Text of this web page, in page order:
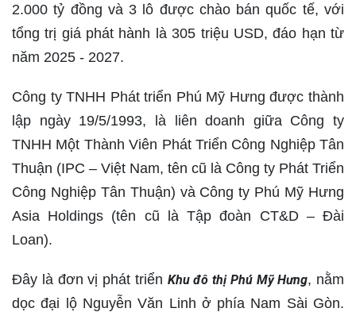
2.000 tỷ đồng và 3 lô được chào bán quốc tế, với
tổng trị giá phát hành là 305 triệu USD, đáo hạn từ
năm 2025 - 2027.
Công ty TNHH Phát triển Phú Mỹ Hưng được thành
lập ngày 19/5/1993, là liên doanh giữa Công ty
TNHH Một Thành Viên Phát Triển Công Nghiệp Tân
Thuận (IPC – Việt Nam, tên cũ là Công ty Phát Triển
Công Nghiệp Tân Thuận) và Công ty Phú Mỹ Hưng
Asia Holdings (tên cũ là Tập đoàn CT&D – Đài
Loan).
Đây là đơn vị phát triển Khu đô thị Phú Mỹ Hưng, nằm
dọc đại lộ Nguyễn Văn Linh ở phía Nam Sài Gòn.